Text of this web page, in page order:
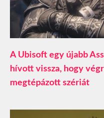
A Ubisoft egy újabb
hívott vissza, hogy
megtépázott szériát